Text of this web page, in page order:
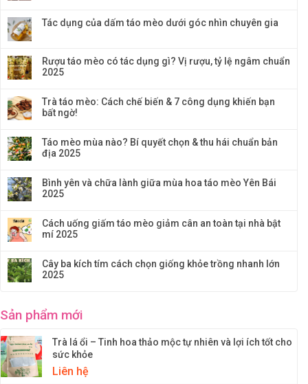
Tác dụng của dấm táo mèo dưới góc nhìn chuyên gia
Rượu táo mèo có tác dụng gì? Vị rượu, tỷ lệ ngâm chuẩn
2025
Trà táo mèo: Cách chế biến & 7 công dụng khiến bạn
bất ngờ!
Táo mèo mùa nào? Bí quyết chọn & thu hái chuẩn bản
địa 2025
Bình yên và chữa lành giữa mùa hoa táo mèo Yên Bái
2025
Cách uống giấm táo mèo giảm cân an toàn tại nhà bật
mí 2025
Cây ba kích tím cách chọn giống khỏe trồng nhanh lớn
2025
Sản phẩm mới
Trà lá ổi – Tinh hoa thảo mộc tự nhiên và lợi ích tốt cho
sức khỏe
Liên hệ